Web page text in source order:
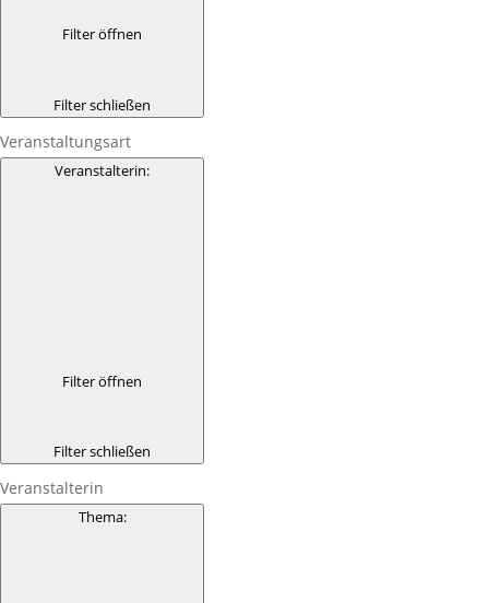
Filter öffnen
Filter schließen
Veranstaltungsart
Veranstalterin:
Filter öffnen
Filter schließen
Veranstalterin
Thema: